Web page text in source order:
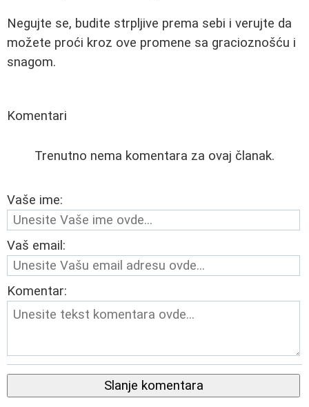
Negujte se, budite strpljive prema sebi i verujte da
možete proći kroz ove promene sa gracioznošću i
snagom.
Komentari
Trenutno nema komentara za ovaj članak.
Vaše ime:
Vaš email:
Komentar:
Slanje komentara